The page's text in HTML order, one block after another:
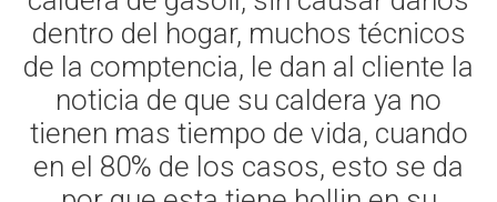
dentro del hogar, muchos técnicos
de la comptencia, le dan al cliente la
noticia de que su caldera ya no
tienen mas tiempo de vida, cuando
en el 80% de los casos, esto se da